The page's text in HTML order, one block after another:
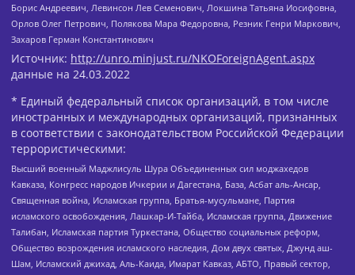
Борис Андреевич, Левинсон Лев Семенович, Локшина Татьяна Иосифовна,
Орлов Олег Петрович, Полякова Мара Федоровна, Резник Генри Маркович,
Захаров Герман Константинович
Источник: http://unro.minjust.ru/NKOForeignAgent.aspx
данные на 24.03.2022
* Единый федеральный список организаций, в том числе
иностранных и международных организаций, признанных
в соответствии с законодательством Российской Федерации
террористическими:
Высший военный Маджлисуль Шура Объединенных сил моджахедов
Кавказа, Конгресс народов Ичкерии и Дагестана, База, Асбат аль-Ансар,
Священная война, Исламская группа, Братья-мусульмане, Партия
исламского освобождения, Лашкар-И-Тайба, Исламская группа, Движение
Талибан, Исламская партия Туркестана, Общество социальных реформ,
Общество возрождения исламского наследия, Дом двух святых, Джунд аш-
Шам, Исламский джихад, Аль-Каида, Имарат Кавказ, АБТО, Правый сектор,